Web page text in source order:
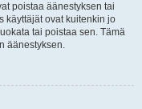
poistaa äänestyksen tai
käyttäjät ovat kuitenkin jo
tai poistaa sen. Tämä
äänestyksen.